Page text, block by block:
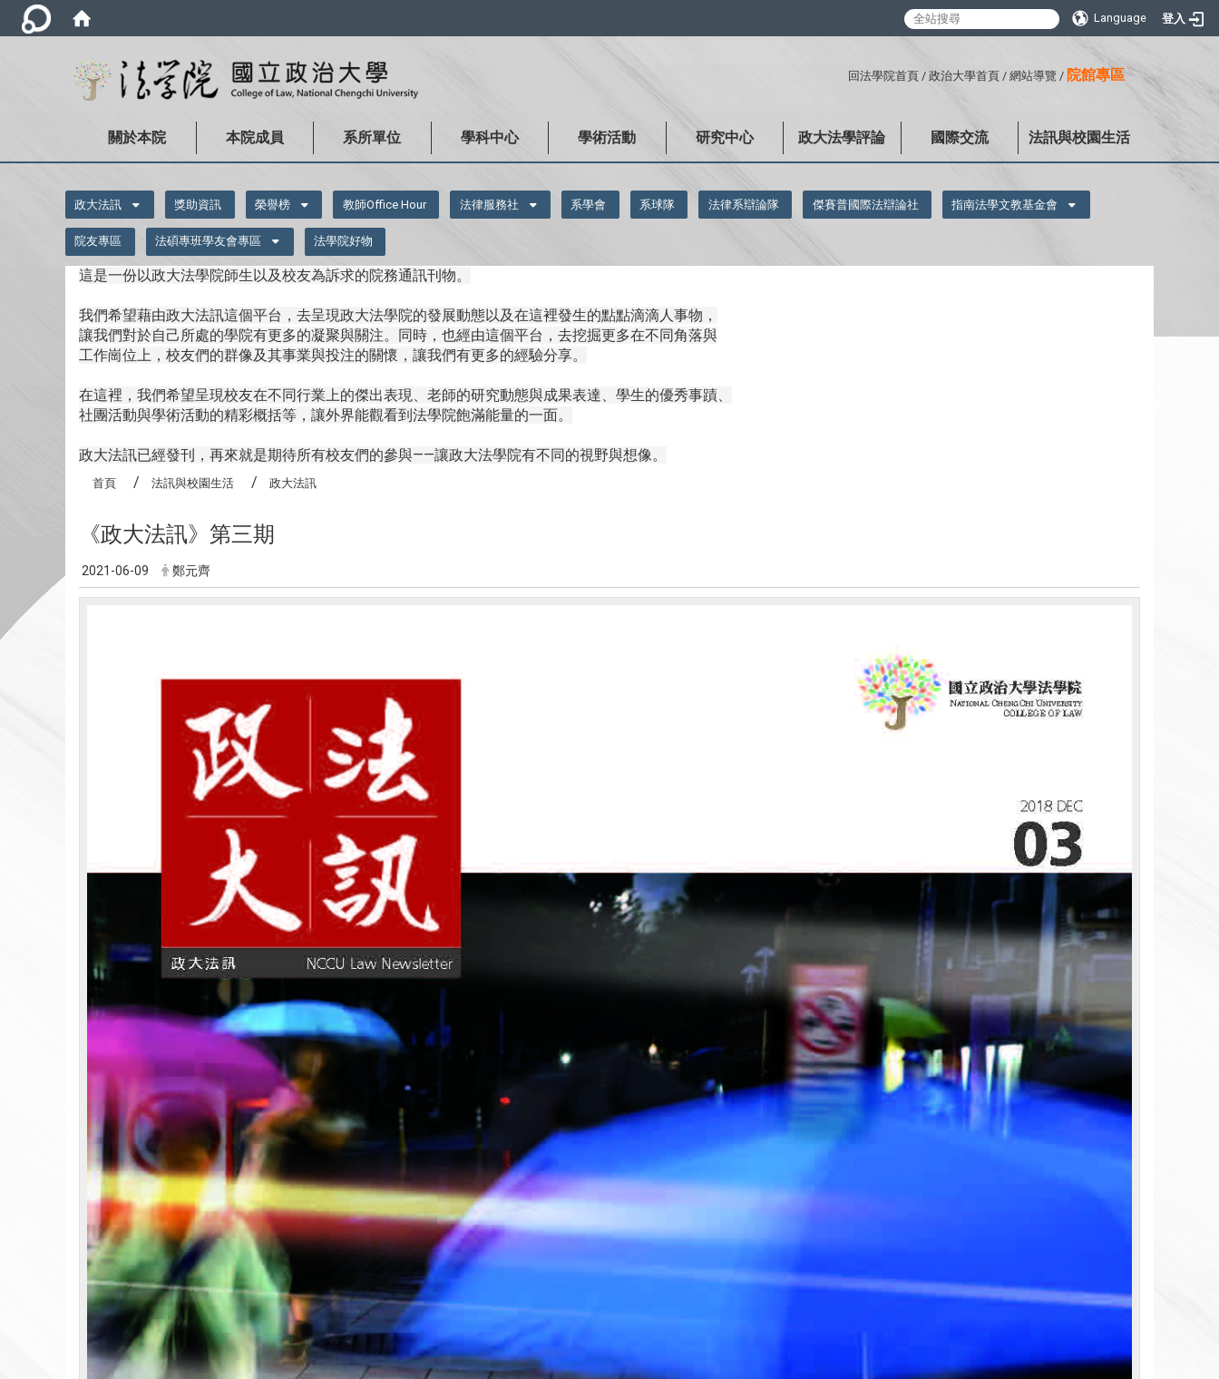
Language 登入
回法學院首頁 / 政治大學首頁 / 網站導覽 / 院館專區
關於本院 本院成員 系所單位 學科中心 學術活動 研究中心 政大法學評論 國際交流 法訊與校園生活
政大法訊 獎助資訊 榮譽榜 教師Office Hour 法律服務社 系學會 系球隊 法律系辯論隊 傑賽普國際法辯論社 指南法學文教基金會
院友專區 法碩專班學友會專區 法學院好物
這是一份以政大法學院師生以及校友為訴求的院務通訊刊物。
我們希望藉由政大法訊這個平台，去呈現政大法學院的發展動態以及在這裡發生的點點滴滴人事物，
讓我們對於自己所處的學院有更多的凝聚與關注。同時，也經由這個平台，去挖掘更多在不同角落與
工作崗位上，校友們的群像及其事業與投注的關懷，讓我們有更多的經驗分享。
在這裡，我們希望呈現校友在不同行業上的傑出表現、老師的研究動態與成果表達、學生的優秀事蹟、
社團活動與學術活動的精彩概括等，讓外界能觀看到法學院飽滿能量的一面。
政大法訊已經發刊，再來就是期待所有校友們的參與——讓政大法學院有不同的視野與想像。
首頁 法訊與校園生活 政大法訊
《政大法訊》第三期
2021-06-09 鄭元齊